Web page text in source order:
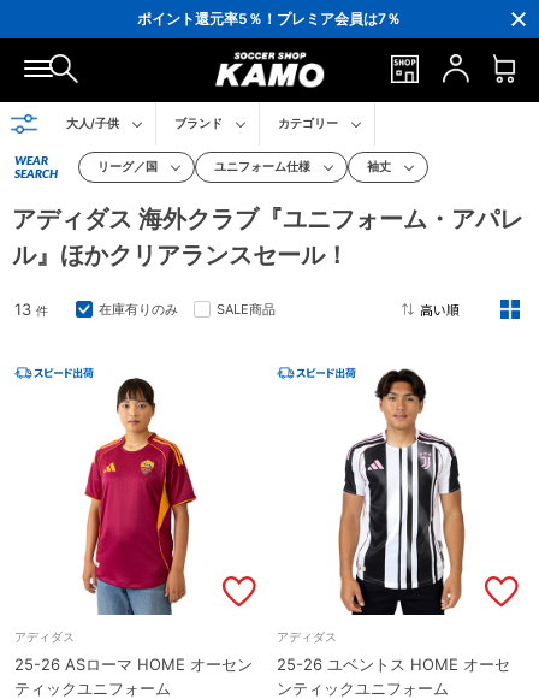
ポイント還元率5％！プレミア会員は7％
会員の方にはお誕生月に「10％OFFクーポン」プレゼント！
16,000円(税込)以上でシューズケースプレゼント！
3,300円(税込)以上で送料無料！
大人/子供 ブランド カテゴリー
WEAR
SEARCH
リーグ／国 ユニフォーム仕様 袖丈
アディダス 海外クラブ『ユニフォーム・アパレ
ル』ほかクリアランスセール！
13 件 在庫有りのみ SALE商品
アディダス
25-26 ASローマ HOME オーセン
ティックユニフォーム
アディダス
25-26 ユベントス HOME オーセ
ンティックユニフォーム